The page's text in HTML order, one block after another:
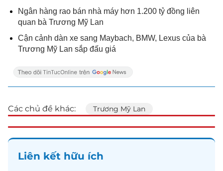
Ngân hàng rao bán nhà máy hơn 1.200 tỷ đồng liên
quan bà Trương Mỹ Lan
Cận cảnh dàn xe sang Maybach, BMW, Lexus của bà
Trương Mỹ Lan sắp đấu giá
Các chủ đề khác: Trương Mỹ Lan
Liên kết hữu ích